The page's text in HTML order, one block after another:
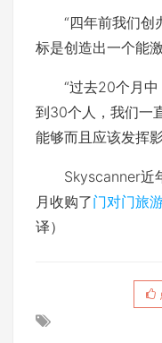
“四年前我们创
标是创造出一个能
“过去20个月中
到30个人，我们一
能够而且应该发挥影
Skyscanner近年
月收购了门对门旅
译）